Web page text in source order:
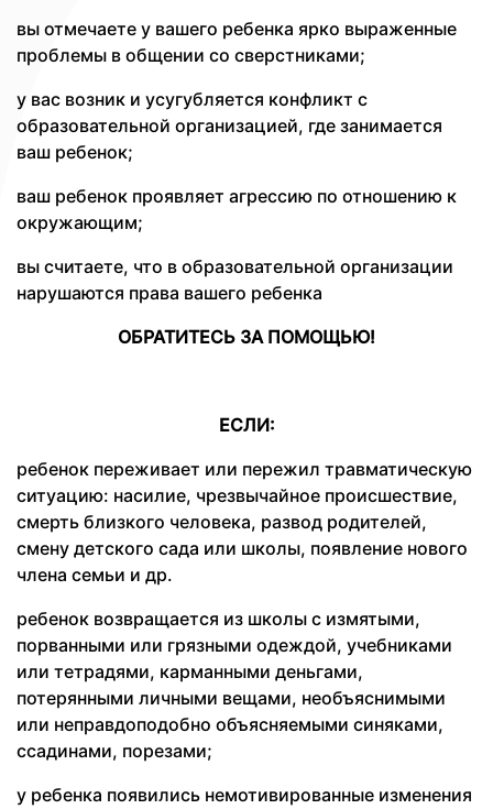
вы отмечаете у вашего ребенка ярко выраженные
проблемы в общении со сверстниками;
у вас возник и усугубляется конфликт с
образовательной организацией, где занимается
ваш ребенок;
ваш ребенок проявляет агрессию по отношению к
окружающим;
вы считаете, что в образовательной организации
нарушаются права вашего ребенка
ОБРАТИТЕСЬ ЗА ПОМОЩЬЮ!
ЕСЛИ:
ребенок переживает или пережил травматическую
ситуацию: насилие, чрезвычайное происшествие,
смерть близкого человека, развод родителей,
смену детского сада или школы, появление нового
члена семьи и др.
ребенок возвращается из школы с измятыми,
порванными или грязными одеждой, учебниками
или тетрадями, карманными деньгами,
потерянными личными вещами, необъяснимыми
или неправдоподобно объясняемыми синяками,
ссадинами, порезами;
у ребенка появились немотивированные изменения